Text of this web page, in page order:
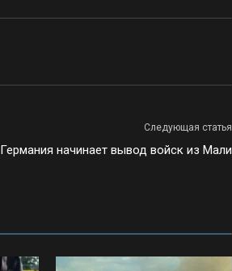
Следующая статья
Германия начинает вывод войск из Мали